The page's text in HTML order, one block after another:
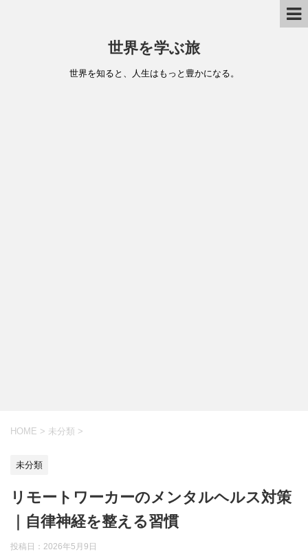
世界を学ぶ旅
世界を知ると、人生はもっと豊かになる。
HOME > 未分類 >
未分類
リモートワーカーのメンタルヘルス対策
｜自律神経を整える習慣
投稿日： 2026年5月9日